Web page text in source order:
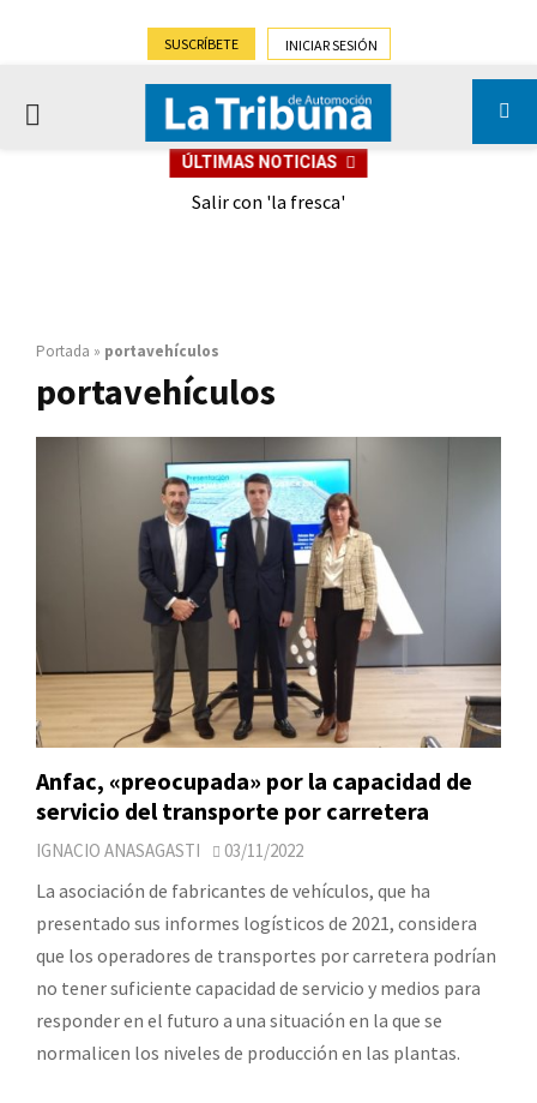
SUSCRÍBETE INICIAR SESIÓN
PRIMARY
ÚLTIMAS NOTICIAS
Salir con 'la fresca'
Portada » portavehículos
portavehículos
Anfac, «preocupada» por la capacidad de
servicio del transporte por carretera
IGNACIO ANASAGASTI 03/11/2022
La asociación de fabricantes de vehículos, que ha
presentado sus informes logísticos de 2021, considera
que los operadores de transportes por carretera podrían
no tener suficiente capacidad de servicio y medios para
responder en el futuro a una situación en la que se
normalicen los niveles de producción en las plantas.